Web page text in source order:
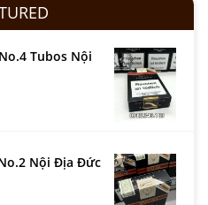
Tubos Nội
Nội Địa Đức